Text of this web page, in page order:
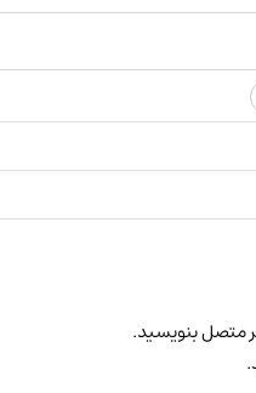
متصل بنویسید.